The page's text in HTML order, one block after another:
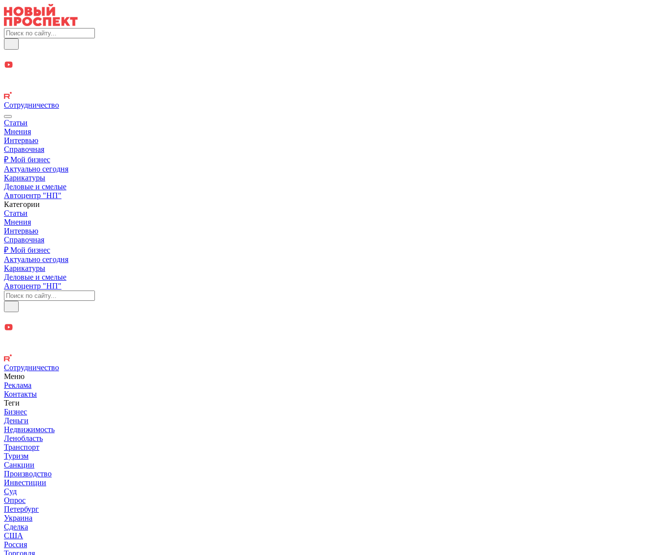
Сотрудничество
Статьи
Мнения
Интервью
Справочная
₽ Мой бизнес
Актуально сегодня
Карикатуры
Деловые и смелые
Автоцентр "НП"
Категории
Статьи
Мнения
Интервью
Справочная
₽ Мой бизнес
Актуально сегодня
Карикатуры
Деловые и смелые
Автоцентр "НП"
Сотрудничество
Меню
Реклама
Контакты
Теги
Бизнес
Деньги
Недвижимость
Ленобласть
Транспорт
Туризм
Санкции
Производство
Инвестиции
Суд
Опрос
Петербург
Украина
Сделка
США
Россия
Торговля